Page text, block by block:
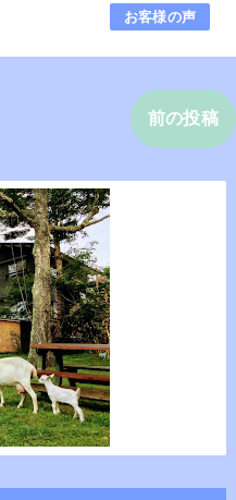
お客様の声
前の投稿